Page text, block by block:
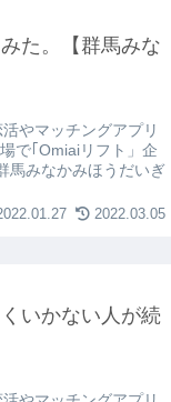
た。【群馬みな
やマッチングアプリ
で｢Omiaiリフト」企
馬みなかみほうだいぎ
2022.03.05
いかない人が続